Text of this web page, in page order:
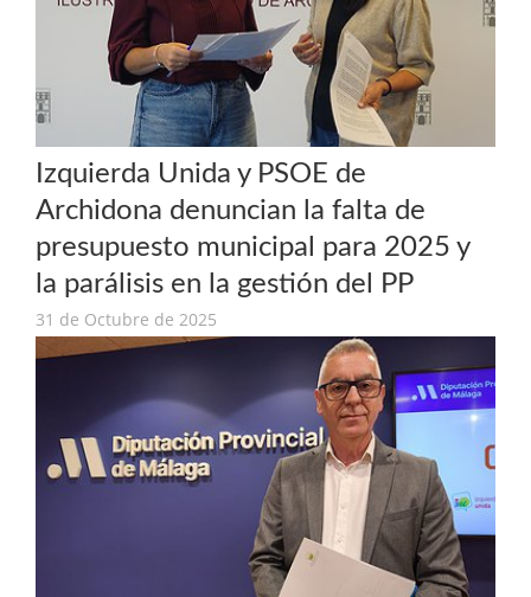
Izquierda Unida y PSOE de
Archidona denuncian la falta de
presupuesto municipal para 2025 y
la parálisis en la gestión del PP
31 de Octubre de 2025